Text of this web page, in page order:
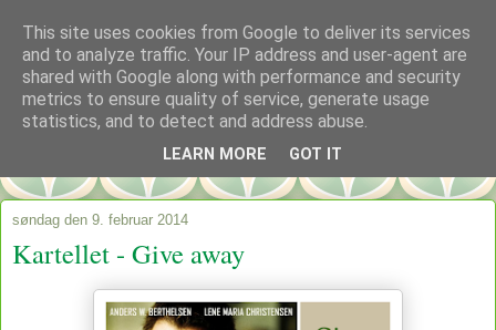
søndag den 9. februar 2014
Kartellet - Give away
This site uses cookies from Google to deliver its services
and to analyze traffic. Your IP address and user-agent are
shared with Google along with performance and security
metrics to ensure quality of service, generate usage
statistics, and to detect and address abuse.
LEARN MORE GOT IT